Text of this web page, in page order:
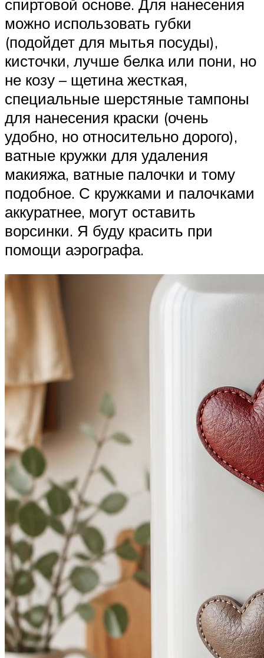
спиртовой основе. Для нанесения
можно использовать губки
(подойдет для мытья посуды),
кисточки, лучше белка или пони, но
не козу – щетина жесткая,
специальные шерстяные тампоны
для нанесения краски (очень
удобно, но относительно дорого),
ватные кружки для удаления
макияжа, ватные палочки и тому
подобное. С кружками и палочками
аккуратнее, могут оставить
ворсинки. Я буду красить при
помощи аэрографа.